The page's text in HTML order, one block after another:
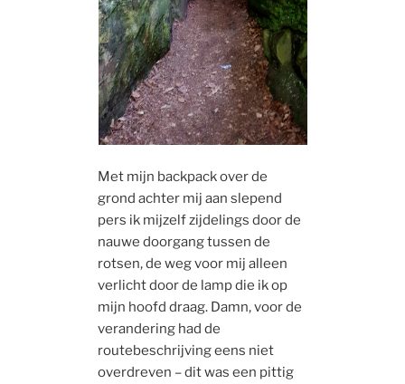
Met mijn backpack over de
grond achter mij aan slepend
pers ik mijzelf zijdelings door de
nauwe doorgang tussen de
rotsen, de weg voor mij alleen
verlicht door de lamp die ik op
mijn hoofd draag. Damn, voor de
verandering had de
routebeschrijving eens niet
overdreven – dit was een pittig